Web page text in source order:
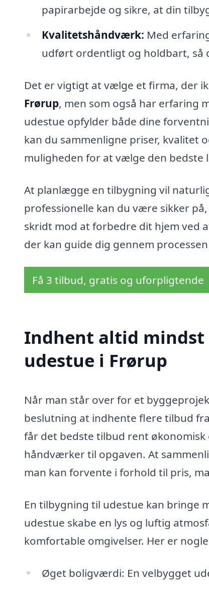
papirarbejde og sikre, at din
Kvalitetshåndværk: Med
udført ordentligt og holdbart, så
Det er vigtigt at vælge et firma, der
Frørup, men som også har erfaring
udestue opfylder både dine
kan du sammenligne priser, kvalitet
muligheden for at vælge den bedste
At planlægge en tilbygning vil
professionelle kan du være sikker
skridt mod at forbedre dit hjem ved
der kan guide dig gennem
Få 3 tilbud, gratis og uforpligtende
Indhent altid
udestue i Frørup
Når man står over for et
beslutning at indhente flere tilbud
får det bedste tilbud rent
håndværker til opgaven. At
man kan forvente i forhold til pris,
En tilbygning til udestue kan bringe
udestue skabe en lys og luftig
komfortable omgivelser. Her er
Øget boligværdi: En velbygget